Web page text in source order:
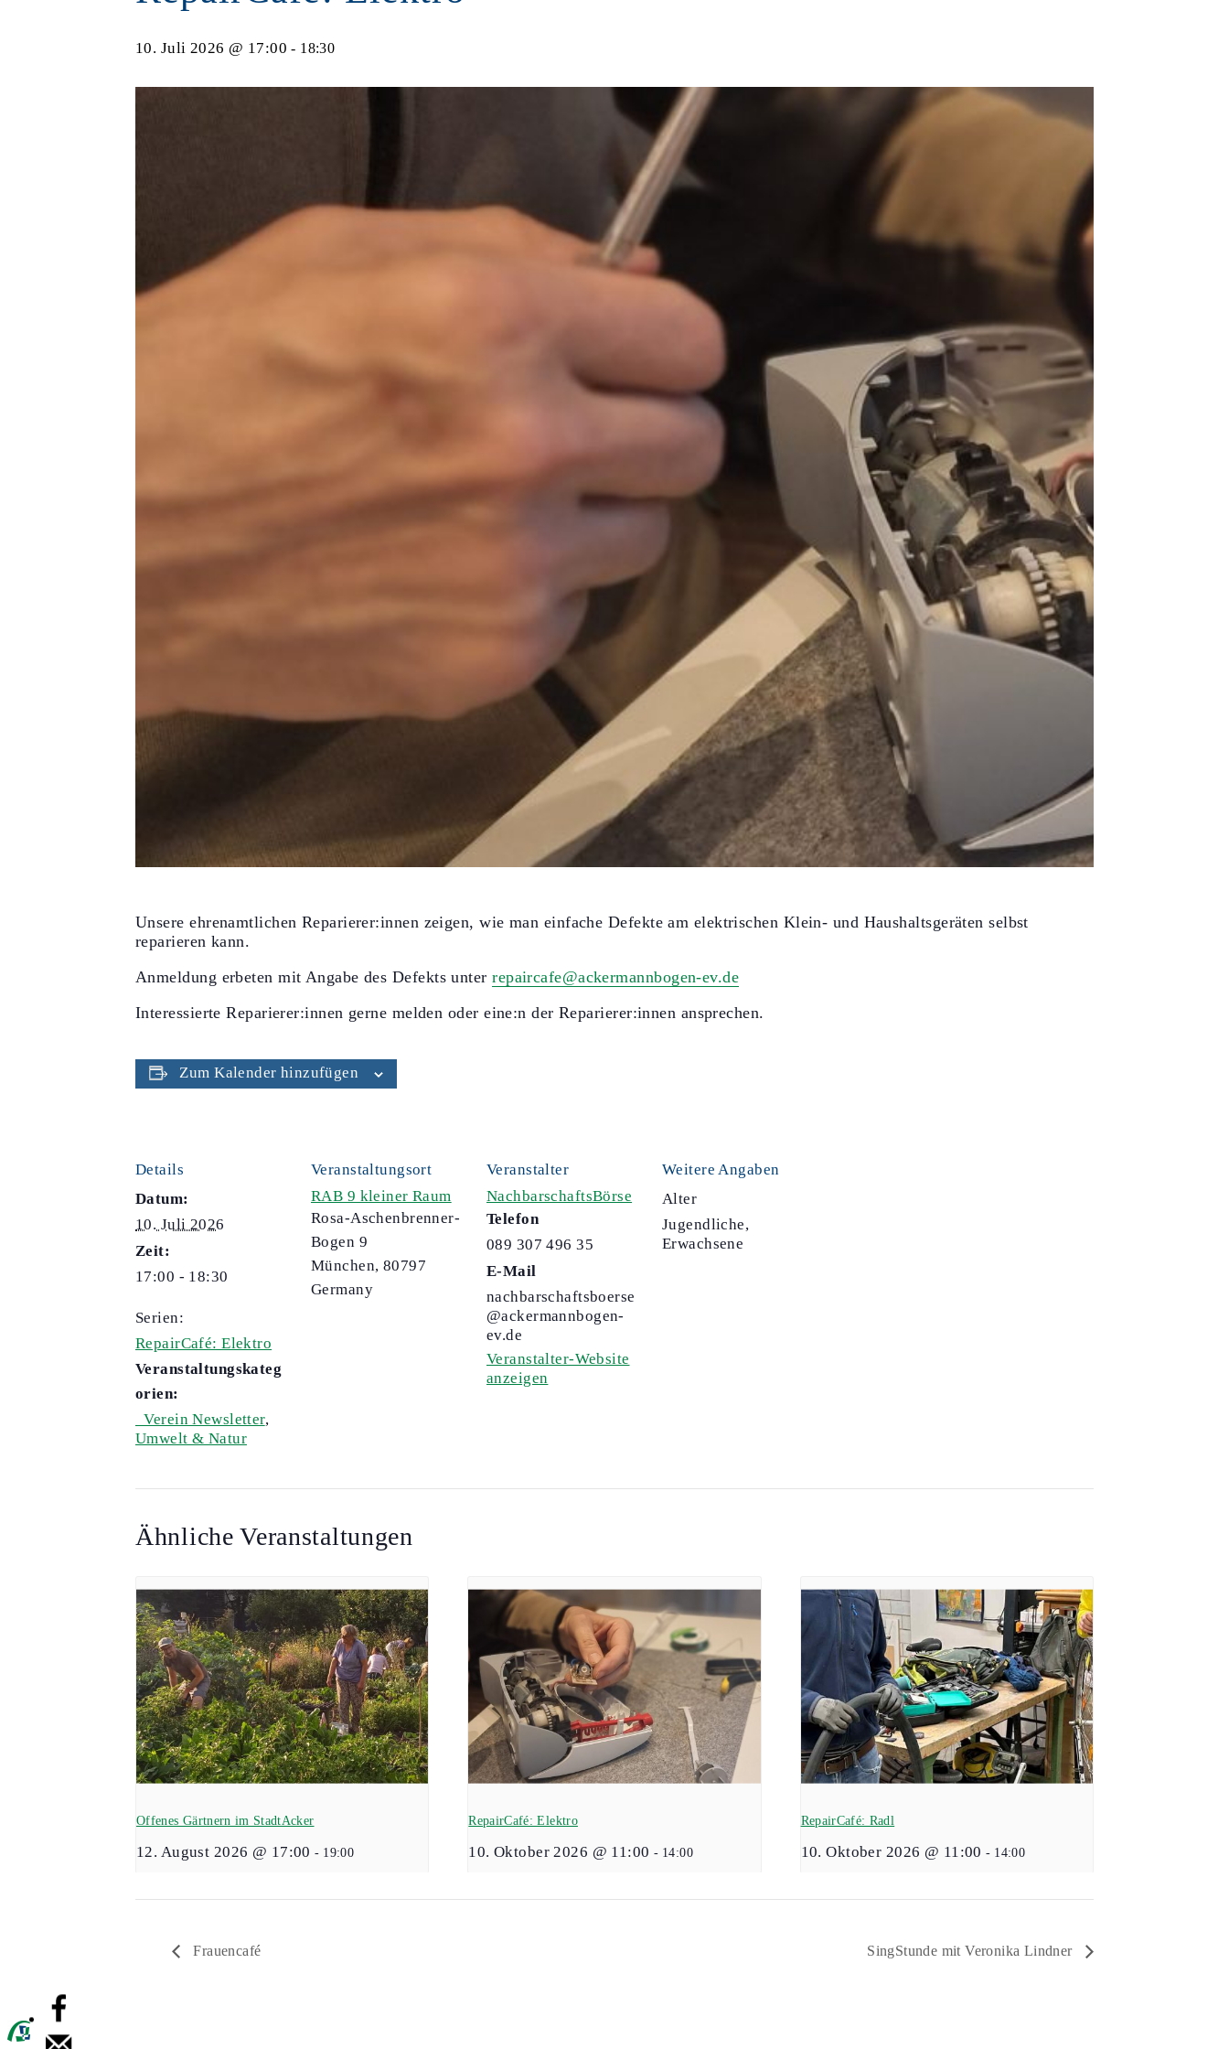
10. Juli 2026 @ 17:00 - 18:30
Unsere ehrenamtlichen Reparierer:innen zeigen, wie man einfache Defekte am elektrischen Klein- und Haushaltsgeräten selbst
reparieren kann.
Anmeldung erbeten mit Angabe des Defekts unterrepaircafe@ackermannbogen-ev.de
Interessierte Reparierer:innen gerne melden oder eine:n der Reparierer:innen ansprechen.
Zum Kalender hinzufügen
Details
Datum:
10. Juli 2026
Zeit:
17:00 - 18:30
Serien:
RepairCafé: Elektro
Veranstaltungskateg
orien:
_Verein Newsletter,
Umwelt & Natur
Veranstaltungsort
RAB 9 kleiner Raum
Rosa-Aschenbrenner-
Bogen 9
München, 80797
Germany
Veranstalter
NachbarschaftsBörse
Telefon
089 307 496 35
E-Mail
nachbarschaftsboerse
@ackermannbogen-
ev.de
Veranstalter-Website
anzeigen
Weitere Angaben
Alter
Jugendliche,
Erwachsene
Ähnliche Veranstaltungen
Offenes Gärtnern im StadtAcker
12. August 2026 @ 17:00 - 19:00
RepairCafé: Elektro
10. Oktober 2026 @ 11:00 - 14:00
RepairCafé: Radl
10. Oktober 2026 @ 11:00 - 14:00
Frauencafé SingStunde mit Veronika Lindner